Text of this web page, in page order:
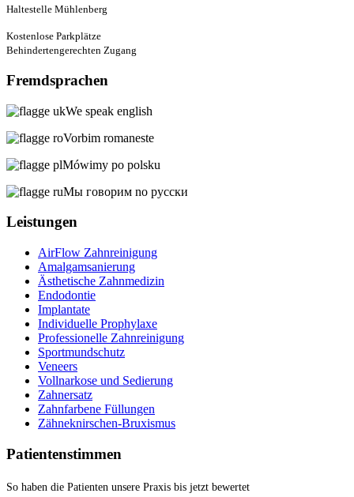
Haltestelle Mühlenberg
Kostenlose Parkplätze
Behindertengerechten Zugang
Fremdsprachen
We speak english
Vorbim romaneste
Mówimy po polsku
Мы говорим no русски
Leistungen
AirFlow Zahnreinigung
Amalgamsanierung
Ästhetische Zahnmedizin
Endodontie
Implantate
Individuelle Prophylaxe
Professionelle Zahnreinigung
Sportmundschutz
Veneers
Vollnarkose und Sedierung
Zahnersatz
Zahnfarbene Füllungen
Zähneknirschen-Bruxismus
Patientenstimmen
So haben die Patienten unsere Praxis bis jetzt bewertet